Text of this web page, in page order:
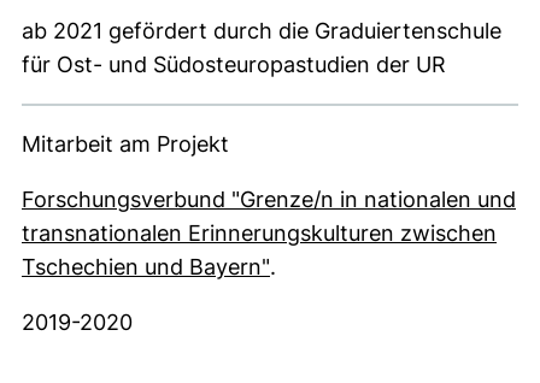
ab 2021 gefördert durch die Graduiertenschule
für Ost- und Südosteuropastudien der UR
Mitarbeit am Projekt
Forschungsverbund "Grenze/n in nationalen und
transnationalen Erinnerungskulturen zwischen
Tschechien und Bayern"(externer Link, öffnet
.
2019-2020